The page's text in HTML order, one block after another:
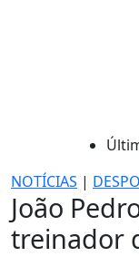
NOTÍCIAS |
João
treinador